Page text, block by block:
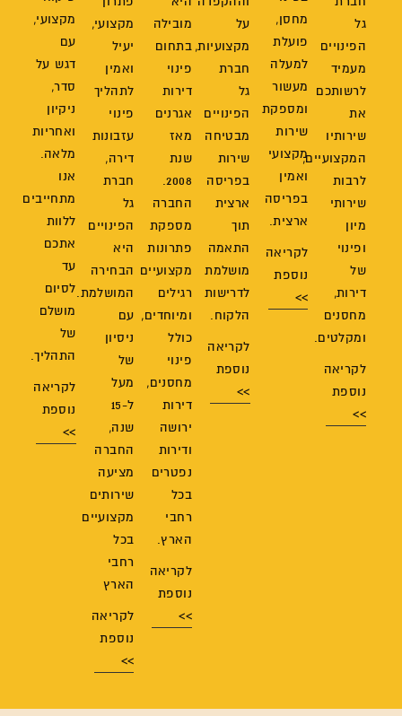
גל
הפינויים
מעמיד
לרשותכם
את
שירותיו
המקצועיים,
לרבות
שירותי
מיון
ופינוי
של
דירות,
מחסנים
ומקלטים.
לקריאה
נוספת
>>
מחסן,
פועלת
למעלה
מעשור
ומספקת
שירות
מקצועי
ואמין
בפריסה
ארצית.
לקריאה
נוספת
>>
על
מקצועיות,
חברת
גל
הפינויים
מבטיחה
שירות
בפריסה
ארצית
תוך
התאמה
מושלמת
לדרישות
הלקוח.
לקריאה
נוספת
>>
מובילה
בתחום
פינוי
דירות
אגרנים
מאז
שנת
2008.
החברה
מספקת
פתרונות
מקצועיים
רגילים
ומיוחדים,
כולל
פינוי
מחסנים,
דירות
ירושה
ודירות
נפטרים
בכל
רחבי
הארץ.
לקריאה
נוספת
>>
מקצועי,
יעיל
ואמין
לתהליך
פינוי
עזבונות
דירה,
חברת
גל
הפינויים
היא
הבחירה
המושלמת.
עם
ניסיון
של
מעל
ל-15
שנה,
החברה
מציעה
שירותים
מקצועיים
בכל
רחבי
הארץ
לקריאה
נוספת
>>
מקצועי,
עם
דגש על
סדר,
ניקיון
ואחריות
מלאה.
אנו
מתחייבים
ללוות
אתכם
עד
לסיום
מושלם
של
התהליך.
לקריאה
נוספת
>>